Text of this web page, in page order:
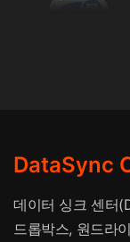
DataSync
데이터 싱크 센터
드롭박스, 원드라